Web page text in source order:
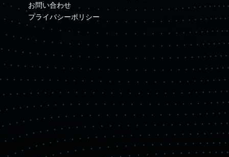
お問い合わせ
プライバシーポリシー